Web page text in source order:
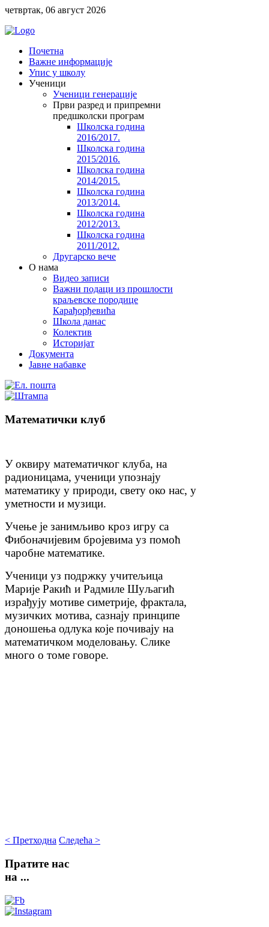
четвртак, 06 август 2026
Почетна
Важне информације
Упис у школу
Ученици
Ученици генерације
Први разред и припремни
предшколски програм
Школска година
2016/2017.
Школска година
2015/2016.
Школска година
2014/2015.
Школска година
2013/2014.
Школска година
2012/2013.
Школска година
2011/2012.
Другарско вече
O нама
Видео записи
Важни подаци из прошлости
краљевске породице
Карађорђевића
Школа данас
Колектив
Историјат
Документа
Јавне набавке
Математички клуб
У оквиру математичког клуба, на
радионицама, ученици упознају
математику у природи, свету око нас, у
уметности и музици.
Учење је занимљиво кроз игру са
Фибоначијевим бројевима уз помоћ
чаробне математике.
Ученици уз подржку учитељица
Марије Ракић и Радмиле Шуљагић
израђују мотиве симетрије, фрактала,
музичких мотива, сазнају принципе
доношења одлука које почивају на
математичком моделовању. Слике
много о томе говоре.
< Претходна Следећа >
Пратите нас
на ...